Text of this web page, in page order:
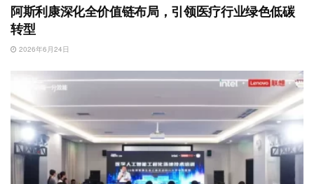
阿斯利康深化全价值链布局，引领医疗行业绿色低碳
转型
2026年6月24日